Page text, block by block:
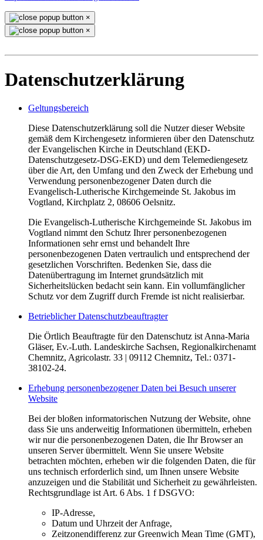
×
×
Datenschutzerklärung
Geltungsbereich
Diese Datenschutzerklärung soll die Nutzer dieser Website
gemäß dem Kirchengesetz informieren über den Datenschutz
der Evangelischen Kirche in Deutschland (EKD-
Datenschutzgesetz-DSG-EKD) und dem Telemediengesetz
über die Art, den Umfang und den Zweck der Erhebung und
Verwendung personenbezogener Daten durch die
Evangelisch-Lutherische Kirchgemeinde St. Jakobus im
Vogtland, Kirchplatz 2, 08606 Oelsnitz.
Die Evangelisch-Lutherische Kirchgemeinde St. Jakobus im
Vogtland nimmt den Schutz Ihrer personenbezogenen
Informationen sehr ernst und behandelt Ihre
personenbezogenen Daten vertraulich und entsprechend der
gesetzlichen Vorschriften. Bedenken Sie, dass die
Datenübertragung im Internet grundsätzlich mit
Sicherheitslücken bedacht sein kann. Ein vollumfänglicher
Schutz vor dem Zugriff durch Fremde ist nicht realisierbar.
Betrieblicher Datenschutzbeauftragter
Die Örtlich Beauftragte für den Datenschutz ist Anna-Maria
Gläser, Ev.-Luth. Landeskirche Sachsen, Regionalkirchenamt
Chemnitz, Agricolastr. 33 | 09112 Chemnitz, Tel.: 0371-
38102-24.
Erhebung personenbezogener Daten bei Besuch unserer
Website
Bei der bloßen informatorischen Nutzung der Website, ohne
dass Sie uns anderweitig Informationen übermitteln, erheben
wir nur die personenbezogenen Daten, die Ihr Browser an
unseren Server übermittelt. Wenn Sie unsere Website
betrachten möchten, erheben wir die folgenden Daten, die für
uns technisch erforderlich sind, um Ihnen unsere Website
anzuzeigen und die Stabilität und Sicherheit zu gewährleisten.
Rechtsgrundlage ist Art. 6 Abs. 1 f DSGVO:
IP-Adresse,
Datum und Uhrzeit der Anfrage,
Zeitzonendifferenz zur Greenwich Mean Time (GMT),